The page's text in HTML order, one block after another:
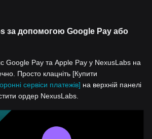
за допомогою Google Pay або
Google Pay та Apple Pay у NexusLabs на
Просто клацніть [Купити
сервіси платежів] на верхній панелі
ордер NexusLabs.